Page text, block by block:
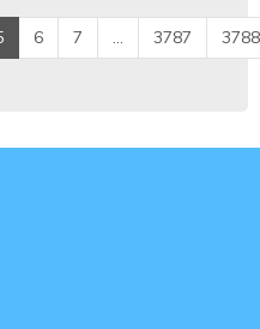
6 7 ... 3787 3788